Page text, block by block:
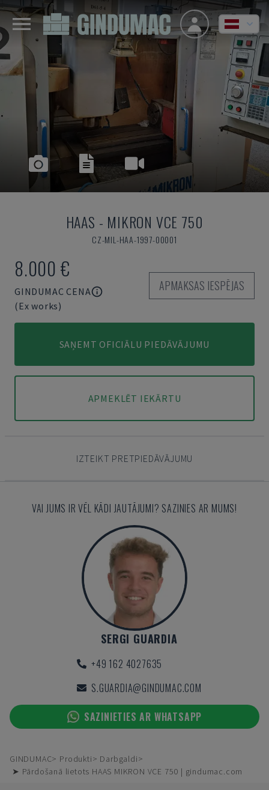
HAAS - MIKRON VCE 750
CZ-MIL-HAA-1997-00001
8.000 €
GINDUMAC CENA
(Ex works)
APMAKSAS IESPĒJAS
SAŅEMT OFICIĀLU PIEDĀVĀJUMU
APMEKLĒT IEKĀRTU
IZTEIKT PRETPIEDĀVĀJUMU
VAI JUMS IR VĒL KĀDI JAUTĀJUMI? SAZINIES AR MUMS!
SERGI GUARDIA
+49 162 4027635
S.GUARDIA@GINDUMAC.COM
SAZINIETIES AR WHATSAPP
GINDUMAC Produkti
Darbgaldi
➤ Pārdošanā lietots HAAS MIKRON VCE 750 | gindumac.com